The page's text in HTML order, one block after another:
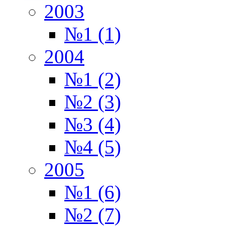
2003
№1 (1)
2004
№1 (2)
№2 (3)
№3 (4)
№4 (5)
2005
№1 (6)
№2 (7)